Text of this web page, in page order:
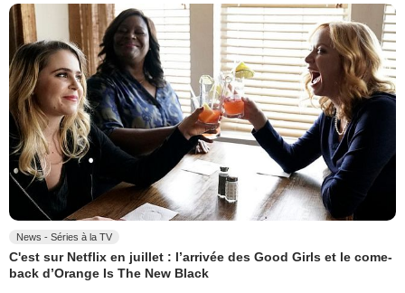
News - Séries à la TV
C'est sur Netflix en juillet : l’arrivée des Good Girls et le come-
back d’Orange Is The New Black